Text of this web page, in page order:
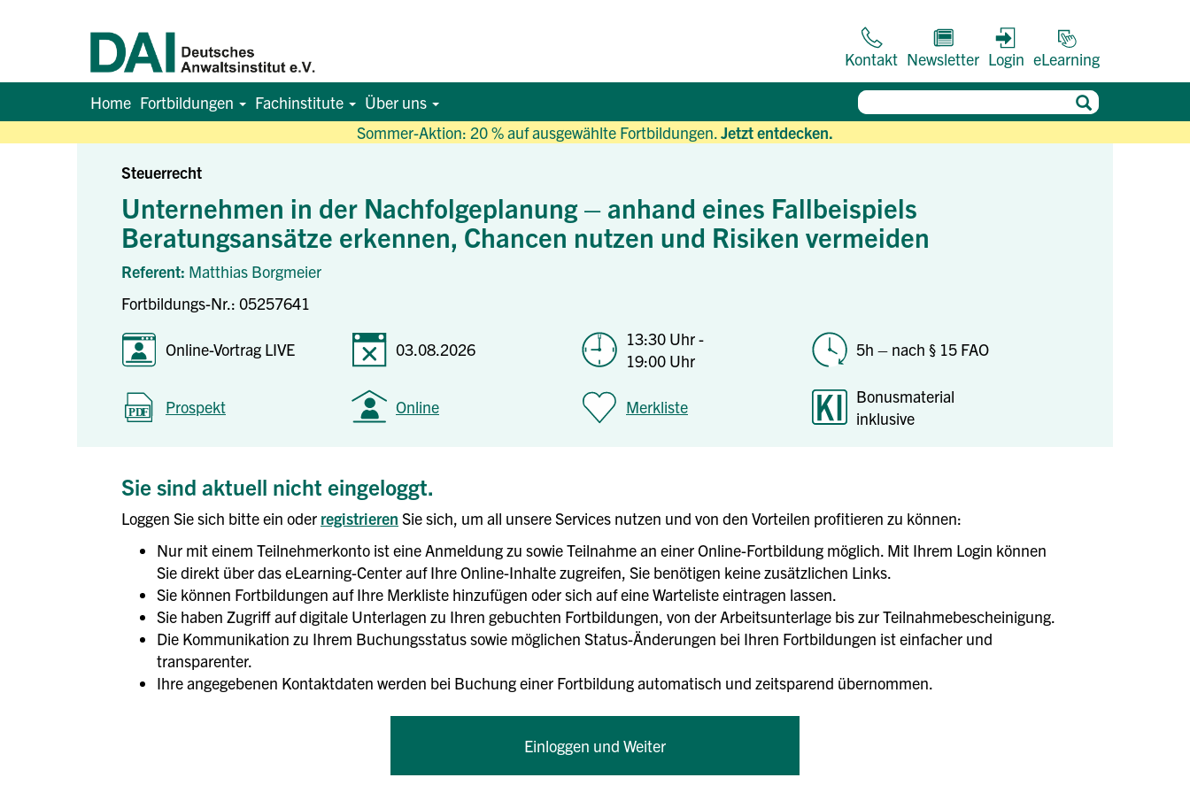
Sommer-Aktion: 20 % auf ausgewählte Fortbildungen.Jetzt entdecken.
Kontakt Newsletter Login eLearning
Home Fortbildungen Fachinstitute Über uns
Steuerrecht
Unternehmen in der Nachfolgeplanung – anhand eines Fallbeispiels
Beratungsansätze erkennen, Chancen nutzen und Risiken vermeiden
Referent: Matthias Borgmeier
Fortbildungs-Nr.: 05257641
Online-Vortrag LIVE 03.08.2026
13:30 Uhr -
19:00 Uhr
5h – nach § 15 FAO
Prospekt Online Merkliste
Bonusmaterial
inklusive
Sie sind aktuell nicht eingeloggt.
Loggen Sie sich bitte ein oder registrieren Sie sich, um all unsere Services nutzen und von den Vorteilen profitieren zu können:
Nur mit einem Teilnehmerkonto ist eine Anmeldung zu sowie Teilnahme an einer Online-Fortbildung möglich. Mit Ihrem Login können
Sie direkt über das eLearning-Center auf Ihre Online-Inhalte zugreifen, Sie benötigen keine zusätzlichen Links.
Sie können Fortbildungen auf Ihre Merkliste hinzufügen oder sich auf eine Warteliste eintragen lassen.
Sie haben Zugriff auf digitale Unterlagen zu Ihren gebuchten Fortbildungen, von der Arbeitsunterlage bis zur Teilnahmebescheinigung.
Die Kommunikation zu Ihrem Buchungsstatus sowie möglichen Status-Änderungen bei Ihren Fortbildungen ist einfacher und
transparenter.
Ihre angegebenen Kontaktdaten werden bei Buchung einer Fortbildung automatisch und zeitsparend übernommen.
Einloggen und Weiter